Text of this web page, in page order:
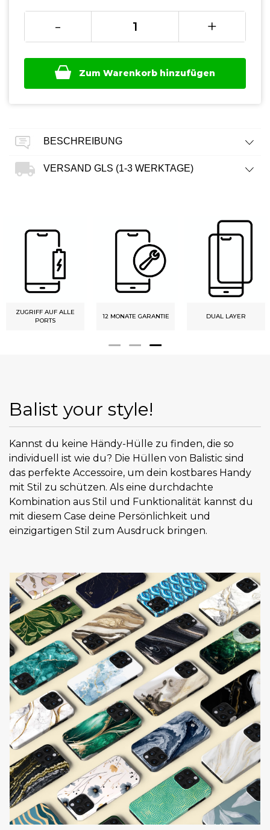
- +
Zum Warenkorb hinzufügen
BESCHREIBUNG
VERSAND GLS (1-3 WERKTAGE)
ZUGRIFF AUF ALLE
PORTS
12 MONATE GARANTIE DUAL LAYER
Balist your style!
Kannst du keine Händy-Hülle zu finden, die so
individuell ist wie du? Die Hüllen von Balistic sind
das perfekte Accessoire, um dein kostbares Handy
mit Stil zu schützen. Als eine durchdachte
Kombination aus Stil und Funktionalität kannst du
mit diesem Case deine Persönlichkeit und
einzigartigen Stil zum Ausdruck bringen.